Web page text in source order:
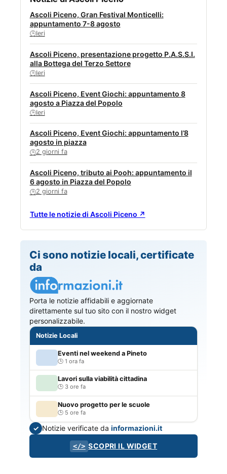
Ascoli Piceno, Gran Festival Monticelli:
appuntamento 7-8 agosto
🕒Ieri
Ascoli Piceno, presentazione progetto P.A.S.S.I.
alla Bottega del Terzo Settore
🕒Ieri
Ascoli Piceno, Event Giochi: appuntamento 8
agosto a Piazza del Popolo
🕒Ieri
Ascoli Piceno, Event Giochi: appuntamento l’8
agosto in piazza
🕒2 giorni fa
Ascoli Piceno, tributo ai Pooh: appuntamento il
6 agosto in Piazza del Popolo
🕒2 giorni fa
Tutte le notizie di Ascoli Piceno ↗
Ci sono notizie locali, certificate
da
Porta le notizie affidabili e aggiornate
direttamente sul tuo sito con il nostro widget
personalizzabile.
Notizie Locali
Eventi nel weekend a Pineto
1 ora fa
Lavori sulla viabilità cittadina
3 ore fa
Nuovo progetto per le scuole
5 ore fa
✓ Notizie verificate dainformazioni.it
</> SCOPRI IL WIDGET